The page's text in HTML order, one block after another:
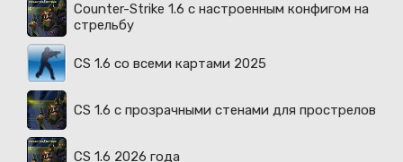
Counter-Strike 1.6 с настроенным конфигом на
стрельбу
CS 1.6 со всеми картами 2025
CS 1.6 с прозрачными стенами для прострелов
CS 1.6 2026 года